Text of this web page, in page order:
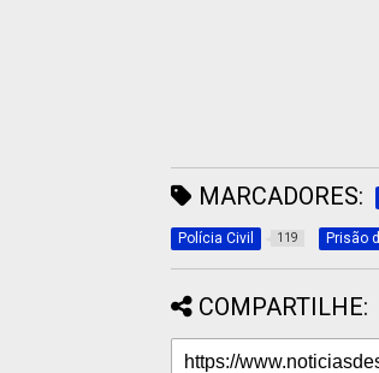
MARCADORES:
Polícia Civil 119 Prisão
COMPARTILHE: